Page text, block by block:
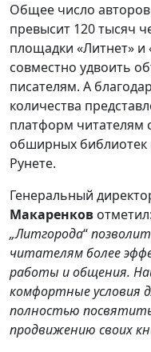
Общее число
превысит 120 тысяч
площадки «Литнет» и
совместно удвоить
писателям. А
количества
платформ читателям
обширных библиотек
Рунете.
Генеральный
Макаренков отметил:
„Литгорода“
читателям более
работы и общения.
комфортные условия
полностью
продвижению своих